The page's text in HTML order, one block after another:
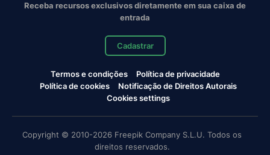
Receba recursos exclusivos diretamente em sua caixa de
entrada
Cadastrar
Termos e condições
Política de privacidade
Política de cookies
Notificação de Direitos Autorais
Cookies settings
Copyright © 2010-2026 Freepik Company S.L.U. Todos os
direitos reservados.